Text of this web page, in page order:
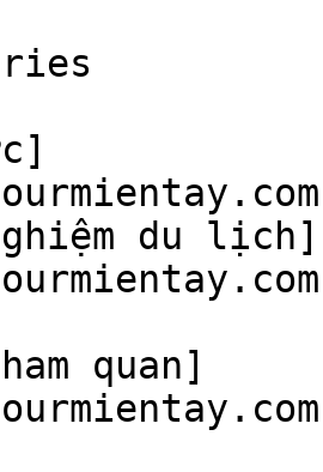
du lịch]
quan]